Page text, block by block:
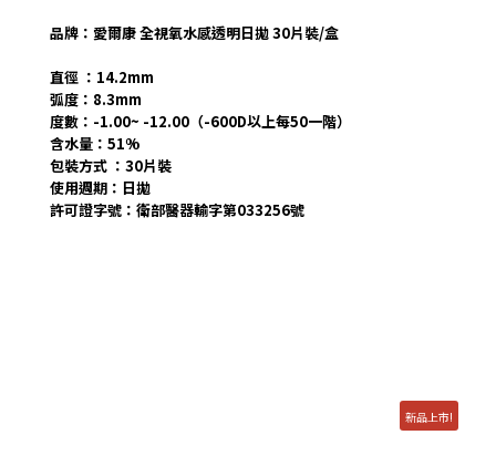
品牌：愛爾康 全視氧水感透明日拋 30片裝/盒
直徑 ： 14.2mm
弧度 ： 8.3mm
度數 ： -1.00~ -12.00（-600D以上每50一階）
含水量 ： 51%
包裝方式 ： 30片裝
使用週期 ： 日拋
許可證字號： 衛部醫器輸字第033256號
新品上市!